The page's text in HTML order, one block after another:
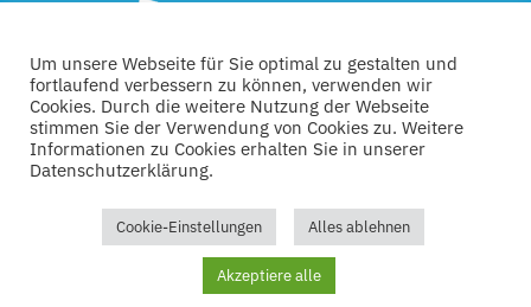
Kontakt Links Datenschutz Impressum
© 2022 |Technische Umsetzung:
Um unsere Webseite für Sie optimal zu gestalten und
fortlaufend verbessern zu können, verwenden wir
Cookies. Durch die weitere Nutzung der Webseite
stimmen Sie der Verwendung von Cookies zu. Weitere
Informationen zu Cookies erhalten Sie in unserer
Datenschutzerklärung.
Cookie-Einstellungen Alles ablehnen
Akzeptiere alle